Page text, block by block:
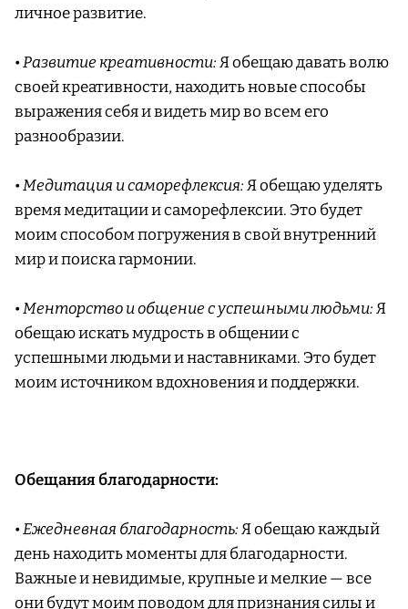
личное развитие.
•Развитие креативности:Я обещаю давать волю
своей креативности, находить новые способы
выражения себя и видеть мир во всем его
разнообразии.
•Медитация и саморефлексия:Я обещаю уделять
время медитации и саморефлексии. Это будет
моим способом погружения в свой внутренний
мир и поиска гармонии.
•Менторство и общение с успешными людьми:Я
обещаю искать мудрость в общении с
успешными людьми и наставниками. Это будет
моим источником вдохновения и поддержки.
Обещания благодарности:
•Ежедневная благодарность:Я обещаю каждый
день находить моменты для благодарности.
Важные и невидимые, крупные и мелкие — все
они будут моим поводом для признания силы и